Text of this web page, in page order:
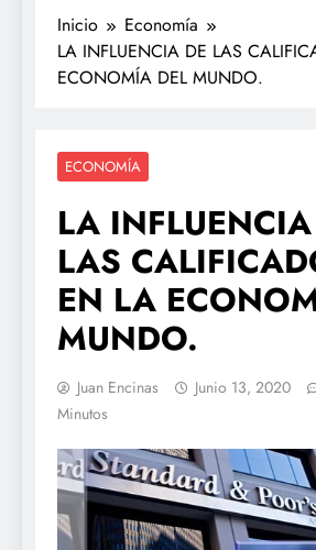
Inicio
Economía
LA INFLUENCIA DE LAS
ECONOMÍA DEL MUNDO.
ECONOMÍA
LA
LAS
EN LA
MUNDO.
Juan Encinas Junio 13, 2020
Minutos